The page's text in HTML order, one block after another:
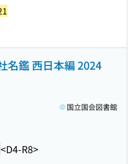
名鑑 西日本編 2024
<D4-R8>
国立国会図書館